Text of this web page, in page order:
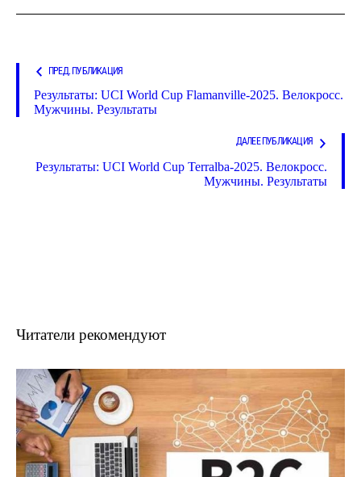
ПРЕД. ПУБЛИКАЦИЯ
Результаты: UCI World Cup Flamanville-2025. Велокросс.
Мужчины. Результаты
ДАЛЕЕ ПУБЛИКАЦИЯ
Результаты: UCI World Cup Terralba-2025. Велокросс.
Мужчины. Результаты
Читатели рекомендуют